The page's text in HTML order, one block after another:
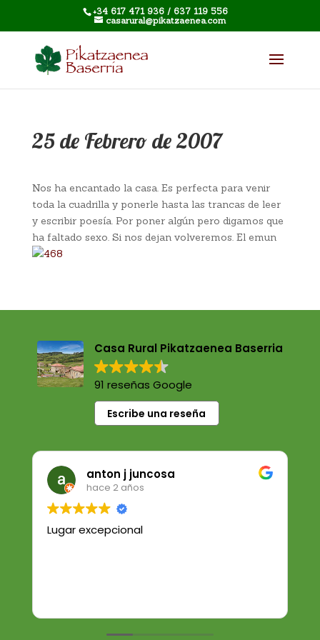
+34 617 471 936 / 637 119 556
casarural@pikatzaenea.com
25 de Febrero de 2007
Nos ha encantado la casa. Es perfecta para venir
toda la cuadrilla y ponerle hasta las trancas de leer
y escribir poesía. Por poner algúnpero digamos que
ha faltado sexo. Si nos dejan volveremos. El emun
Casa Rural Pikatzaenea Baserria
91 reseñas Google
Escribe una reseña
anton j juncosa
hace 2 años
Lugar excepcional